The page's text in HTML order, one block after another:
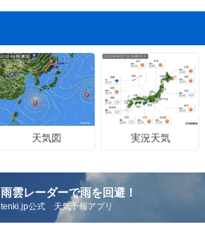
天気図 実況天気
雨雲レーダーで雨を回避！
tenki.jp公式 天気予報アプリ